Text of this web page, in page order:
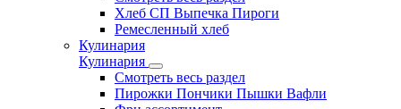
Хлеб СП Выпечка Пироги
Ремесленный хлеб
Кулинария
Кулинария
Смотреть весь раздел
Пирожки Пончики Пышки Вафли